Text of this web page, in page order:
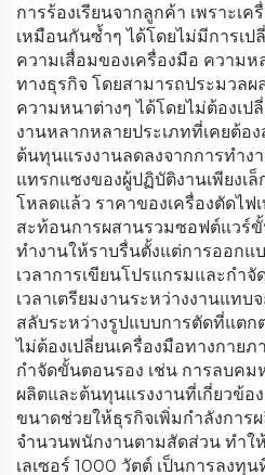
การร้องเรียนจากลูกค้า เพราะเ
เหมือนกันซ้ำๆ ได้โดยไม่มีการเ
ความเสื่อมของเครื่องมือ ความ
ทางธุรกิจ โดยสามารถประมวลผ
ความหนาต่างๆ ได้โดยไม่ต้องเ
งานหลากหลายประเภทที่เคยต้อ
ต้นทุนแรงงานลดลงจากการทำง
แทรกแซงของผู้ปฏิบัติงานเพียงเ
โหลดแล้ว ราคาของเครื่องตัดไฟ
สะท้อนการผสานรวมซอฟต์แวร์
ทำงานให้ราบรื่นตั้งแต่การออกแ
เวลาการเขียนโปรแกรมและกำ
เวลาเตรียมงานระหว่างงานแทบ
สลับระหว่างรูปแบบการตัดที่แตก
ไม่ต้องเปลี่ยนเครื่องมือทางกา
กำจัดขั้นตอนรอง เช่น การลบคม
ผลิตและต้นทุนแรงงานที่เกี่ยวข้อ
ขนาดช่วยให้ธุรกิจเพิ่มกำลังการ
จำนวนพนักงานตามสัดส่วน ทำใ
เลเซอร์ 1000 วัตต์ เป็นการลงทุ